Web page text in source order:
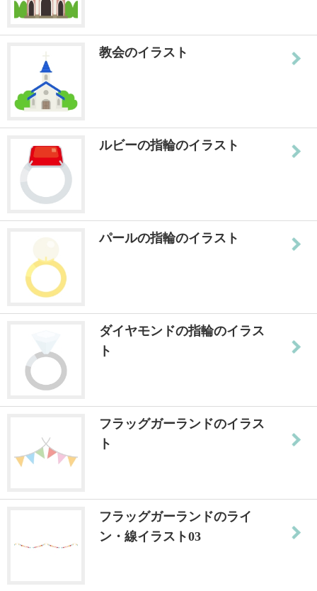
教会のイラスト
ルビーの指輪のイラスト
パールの指輪のイラスト
ダイヤモンドの指輪のイラス
ト
フラッグガーランドのイラス
ト
フラッグガーランドのライ
ン・線イラスト03